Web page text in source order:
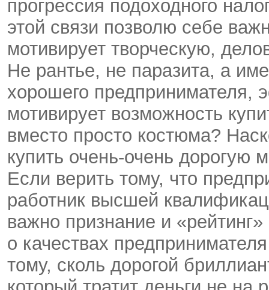
прогрессия подоходного
этой связи позволю себе
мотивирует творческую,
Не рантье, не паразита, а
хорошего предпринимателя,
мотивирует возможность
вместо просто костюма?
купить очень-очень
Если верить тому, что
работник высшей
важно признание и
о качествах
тому, сколь дорогой